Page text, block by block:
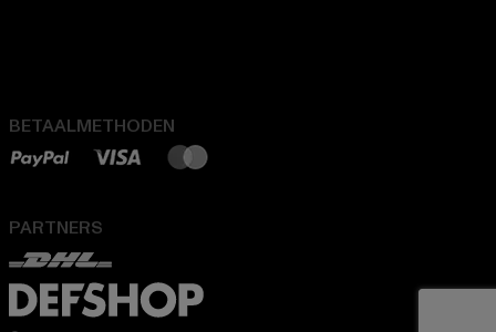
BETAALMETHODEN
PARTNERS